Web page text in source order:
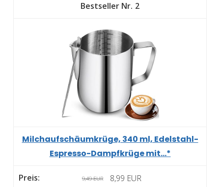
2
Milchaufschäumkrüge, 340 ml, Edelstahl-
Espresso-Dampfkrüge mit...*
9,49 EUR 8,99 EUR